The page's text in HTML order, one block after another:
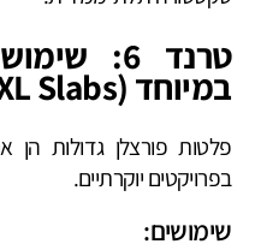
טרנד 6:
במיוחד (XXL Slabs)
פלטות פורצלן גדולות הן
בפרויקטים יוקרתיים.
שימושים: